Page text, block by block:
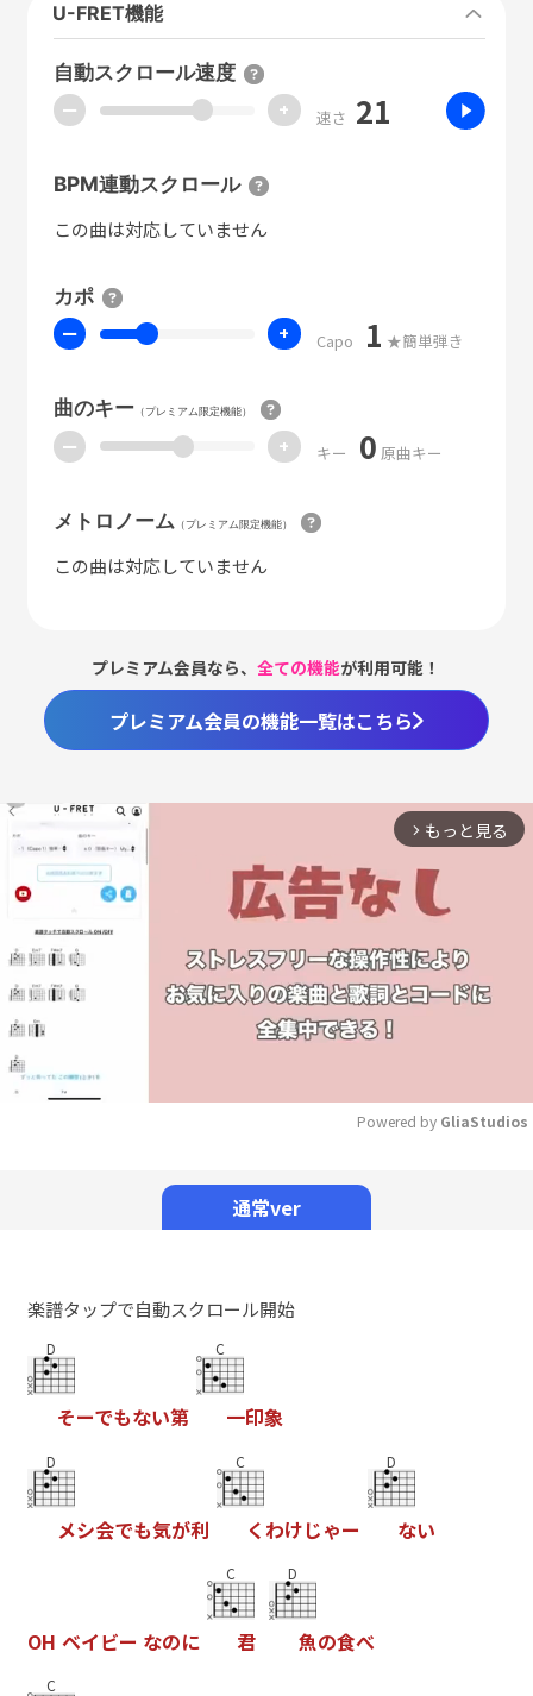
U-FRET機能
自動スクロール速度
ー + 速さ 21
BPM連動スクロール
この曲は対応していません
カポ
ー + Capo 1 ★簡単弾き
曲のキー（プレミアム限定機能）
ー + キー 0 原曲キー
メトロノーム （プレミアム限定機能）
この曲は対応していません
プレミアム会員なら、全ての機能が利用可能！
プレミアム会員の機能一覧はこちら
arrow_forward_ios もっと見る
Powered by GliaStudios
通常ver
楽譜タップで自動スクロール開始
D
そーでもない第
C
一印象
D
メシ会でも気が利
C
くわけじゃー
D
ない
OH ベイビー なのに
C
君
D
魚の食べ
C